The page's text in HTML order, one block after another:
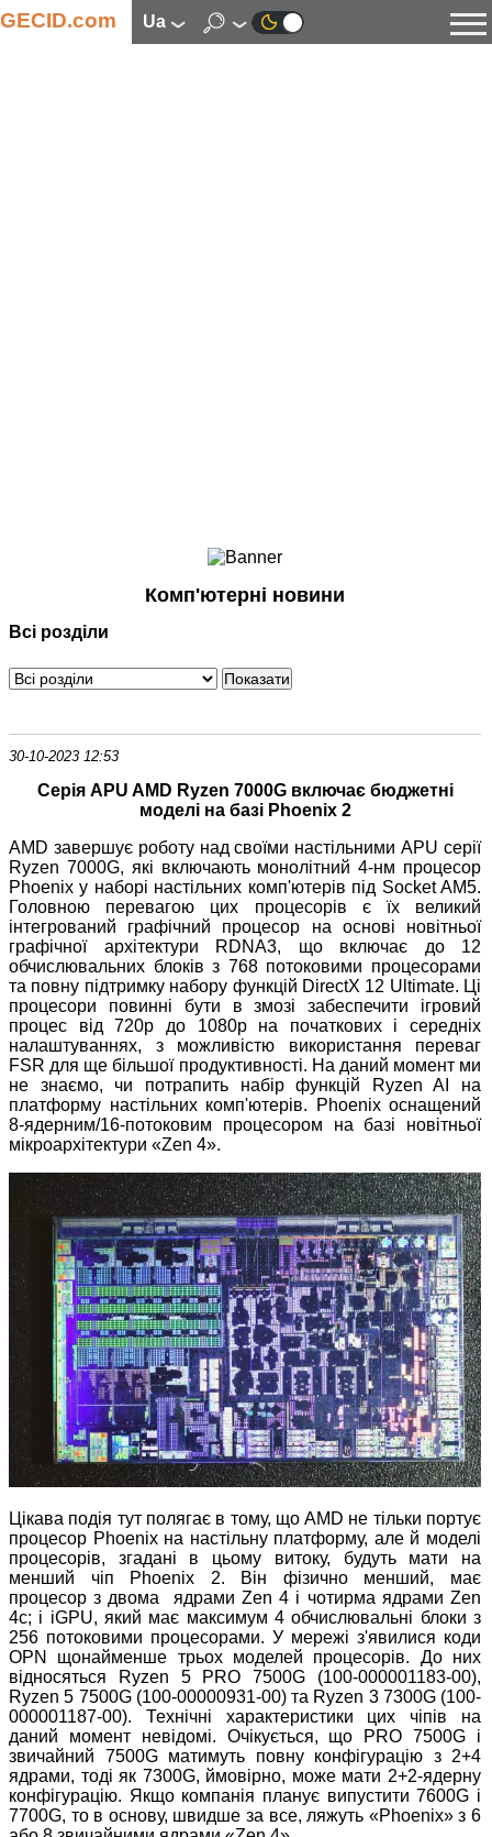
GECID.com ua
Смартфони
Периферія
Програмне забезпечення
Комп'ютерні новини
Всі розділи
30-10-2023 12:53
Серія APU AMD Ryzen 7000G включає бюджетні
моделі на базі Phoenix 2
AMD завершує роботу над своїми настільними APU серії
Ryzen 7000G, які включають монолітний 4-нм процесор
Phoenix у наборі настільних комп'ютерів під Socket AM5.
Головною перевагою цих процесорів є їх великий
інтегрований графічний процесор на основі новітньої
графічної архітектури RDNA3, що включає до 12
обчислювальних блоків з 768 потоковими процесорами
та повну підтримку набору функцій DirectX 12 Ultimate. Ці
процесори повинні бути в змозі забеспечити ігровий
процес від 720p до 1080p на початкових і середніх
налаштуваннях, з можливістю використання переваг
FSR для ще більшої продуктивності. На даний момент ми
не знаємо, чи потрапить набір функцій Ryzen AI на
платформу настільних комп'ютерів. Phoenix оснащений
8-ядерним/16-потоковим процесором на базі новітньої
мікроархітектури «Zen 4».
Цікава подія тут полягає в тому, що AMD не тільки портує
процесор Phoenix на настільну платформу, але й моделі
процесорів, згадані в цьому витоку, будуть мати на
менший чіп Phoenix 2. Він фізично менший, має
процесор з двома ядрами Zen 4 і чотирма ядрами Zen
4c; і iGPU, який має максимум 4 обчислювальні блоки з
256 потоковими процесорами. У мережі з'явилися коди
OPN щонайменше трьох моделей процесорів. До них
відносяться Ryzen 5 PRO 7500G (100-000001183-00),
Ryzen 5 7500G (100-00000931-00) та Ryzen 3 7300G (100-
000001187-00). Технічні характеристики цих чіпів на
даний момент невідомі. Очікується, що PRO 7500G і
звичайний 7500G матимуть повну конфігурацію з 2+4
ядрами, тоді як 7300G, ймовірно, може мати 2+2-ядерну
конфігурацію. Якщо компанія планує випустити 7600G і
7700G, то в основу, швидше за все, ляжуть «Phoenix» з 6